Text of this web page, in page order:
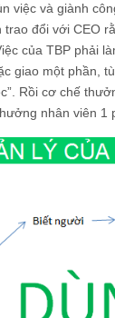
việc và giành
trao đổi với CEO
của TBP phải
giao một phần,
Rồi cơ chế
nhân viên 1